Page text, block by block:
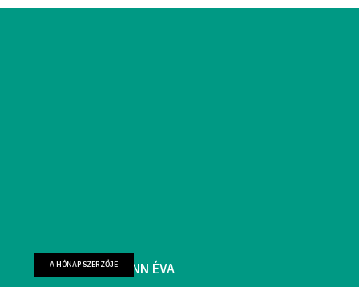
FARKAS WELLMANN ÉVA
A HÓNAP SZERZŐJE